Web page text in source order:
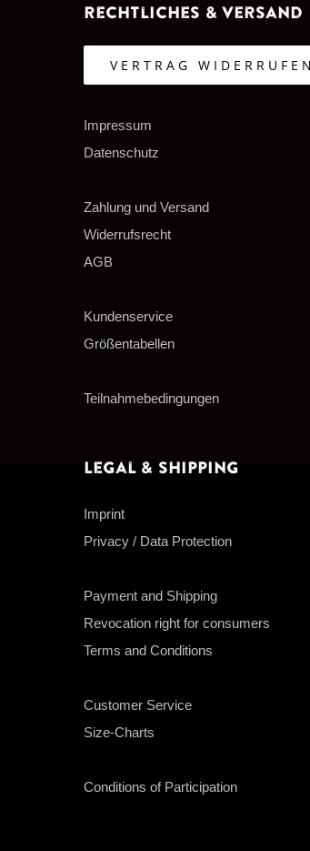
Rechtliches & Versand
VERTRAG WIDERRUFEN
Impressum
Datenschutz
Zahlung und Versand
Widerrufsrecht
AGB
Kundenservice
Größentabellen
Teilnahmebedingungen
Legal & Shipping
Imprint
Privacy / Data Protection
Payment and Shipping
Revocation right for consumers
Terms and Conditions
Customer Service
Size-Charts
Conditions of Participation